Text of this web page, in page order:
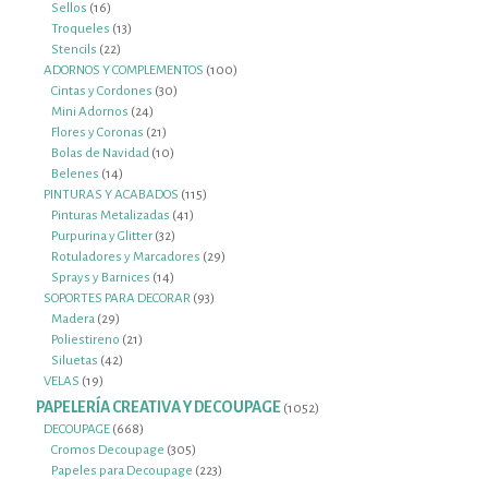
Sellos 1616
productos
Troqueles 1313
Stencils 2222
productos
ADORNOS Y COMPLEMENTOS 100100
Cintas y Cordones 3030
Mini Adornos 2424
productos
Flores y Coronas 2121
productos
Bolas de Navidad 1010
Belenes 1414
productos
PINTURAS Y ACABADOS 115115
Pinturas Metalizadas 4141
Purpurina y Glitter 3232
productos
Rotuladores y Marcadores 2929
Sprays y Barnices 1414
productos
SOPORTES PARA DECORAR 9393
Madera 2929
productos
Poliestireno 2121
Siluetas 4242
VELAS 1919
productos
PAPELERÍA CREATIVA Y DECOUPAGE 10521052
DECOUPAGE 668668
productos
Cromos Decoupage 305305
productos
Papeles para Decoupage 223223